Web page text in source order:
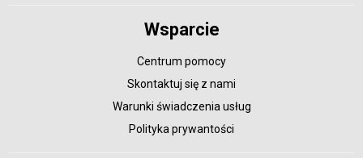
Wsparcie
Centrum pomocy
Skontaktuj się z nami
Warunki świadczenia usług
Polityka prywantości